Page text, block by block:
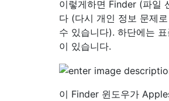
이렇게하면 Finder (파일
다 (다시 개인 정보 문제
수 있습니다). 하단에는
이 있습니다.
이 Finder 윈도우가